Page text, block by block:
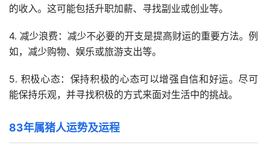
的收入。这可能包括升职加薪、寻找副业或创业等。
4. 减少浪费：减少不必要的开支是提高财运的重要方法。例
如，减少购物、娱乐或旅游支出等。
5. 积极心态：保持积极的心态可以增强自信和好运。尽可
能保持乐观，并寻找积极的方式来面对生活中的挑战。
83年属猪人运势及运程